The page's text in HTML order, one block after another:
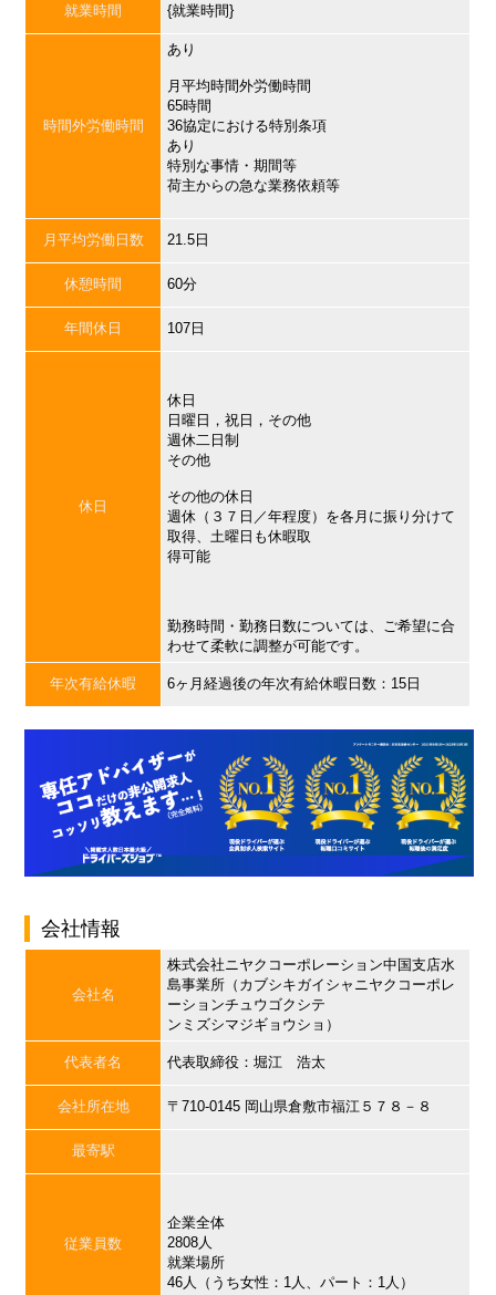
就業時間 {就業時間}
時間外労働時間
あり
月平均時間外労働時間
65時間
36協定における特別条項
あり
特別な事情・期間等
荷主からの急な業務依頼等
月平均労働日数 21.5日
休憩時間 60分
年間休日 107日
休日
休日
日曜日，祝日，その他
週休二日制
その他
その他の休日
週休（３７日／年程度）を各月に振り分けて
取得、土曜日も休暇取
得可能
勤務時間・勤務日数については、ご希望に合
わせて柔軟に調整が可能です。
年次有給休暇 6ヶ月経過後の年次有給休暇日数：15日
会社情報
会社名
株式会社ニヤクコーポレーション中国支店水
島事業所（カブシキガイシャニヤクコーポレ
ーションチュウゴクシテ
ンミズシマジギョウショ）
代表者名 代表取締役：堀江 浩太
会社所在地 〒710-0145 岡山県倉敷市福江５７８－８
最寄駅
従業員数
企業全体
2808人
就業場所
46人（うち女性：1人、パート：1人）